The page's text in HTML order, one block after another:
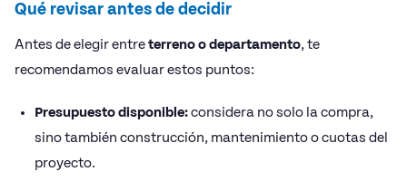
Qué revisar antes de decidir
Antes de elegir entreterreno o departamento, te
recomendamos evaluar estos puntos:
Presupuesto disponible:considera no solo la compra,
sino también construcción, mantenimiento o cuotas del
proyecto.